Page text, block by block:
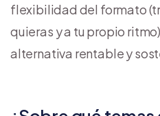
flexibilidad del formato
quieras y a tu propio
alternativa rentable y